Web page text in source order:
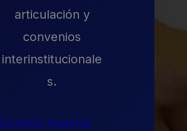
articulación y
convenios
interinstitucionale
s.
Conoce nuestra